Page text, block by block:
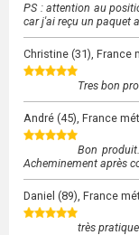
PS : attention au
car j'ai reçu un paquet
Christine (31), France
Tres bon
André (45), France
Bon
Acheminement après
Daniel (89), France
très